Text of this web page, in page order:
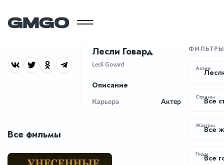
Лесли Говард
Lesli Govard
Описание
Карьера Актер
Все фильмы
ФИЛЬТРЫ
Актер
Страны
Все
Жанры
Все
ГодыВсе